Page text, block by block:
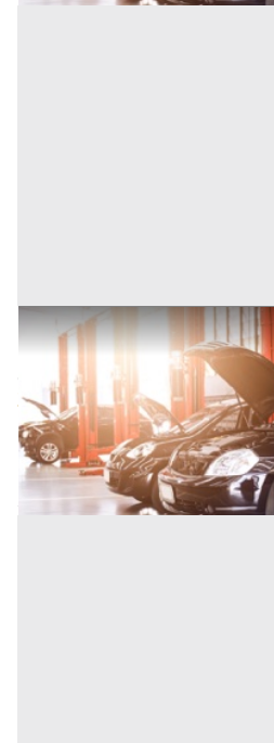
Stalle, Scuderie, Rimesse,
Alessandria
Alessandria (Alessandria)
Offerta minima
2.700 € 3.600 €
Codice asta:a24f41f0
23/11/2026